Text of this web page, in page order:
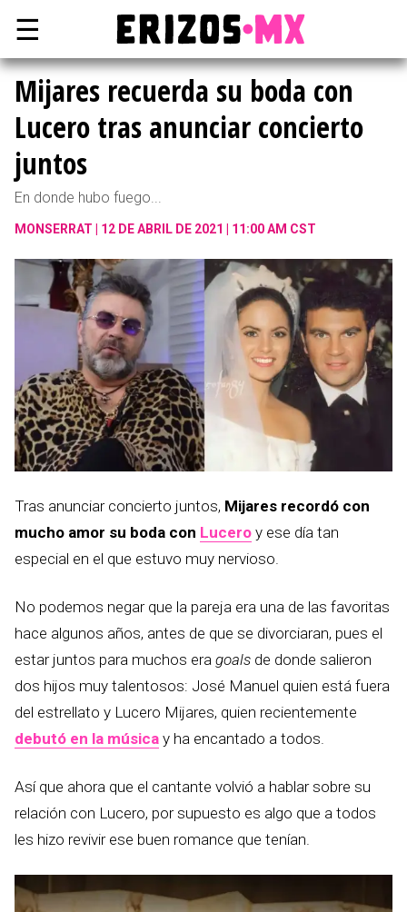
☰
Mijares recuerda su boda con
Lucero tras anunciar concierto
juntos
En donde hubo fuego...
MONSERRAT 12 DE ABRIL DE 2021 | 11:00 AM CST
Tras anunciar concierto juntos, Mijares recordó con
mucho amor su boda con Lucero y ese día tan
especial en el que estuvo muy nervioso.
No podemos negar que la pareja era una de las favoritas
hace algunos años, antes de que se divorciaran, pues el
estar juntos para muchos era goals de donde salieron
dos hijos muy talentosos: José Manuel quien está fuera
del estrellato y Lucero Mijares, quien recientemente
debutó en la música y ha encantado a todos.
Así que ahora que el cantante volvió a hablar sobre su
relación con Lucero, por supuesto es algo que a todos
les hizo revivir ese buen romance que tenían.